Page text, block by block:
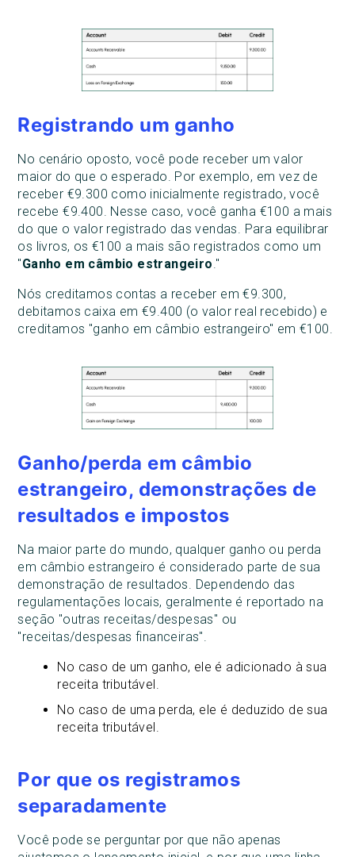
Registrando um ganho
No cenário oposto, você pode receber um valor
maior do que o esperado. Por exemplo, em vez de
receber €9.300 como inicialmente registrado, você
recebe €9.400. Nesse caso, você ganha €100 a mais
do que o valor registrado das vendas. Para equilibrar
os livros, os €100 a mais são registrados como um
"Ganho em câmbio estrangeiro ."
Nós creditamos contas a receber em €9.300,
debitamos caixa em €9.400 (o valor real recebido) e
creditamos "ganho em câmbio estrangeiro" em €100.
Ganho/perda em câmbio
estrangeiro, demonstrações de
resultados e impostos
Na maior parte do mundo, qualquer ganho ou perda
em câmbio estrangeiro é considerado parte de sua
demonstração de resultados. Dependendo das
regulamentações locais, geralmente é reportado na
seção "outras receitas/despesas" ou
"receitas/despesas financeiras".
No caso de um ganho, ele é adicionado à sua
receita tributável.
No caso de uma perda, ele é deduzido de sua
receita tributável.
Por que os registramos
separadamente
Você pode se perguntar por que não apenas